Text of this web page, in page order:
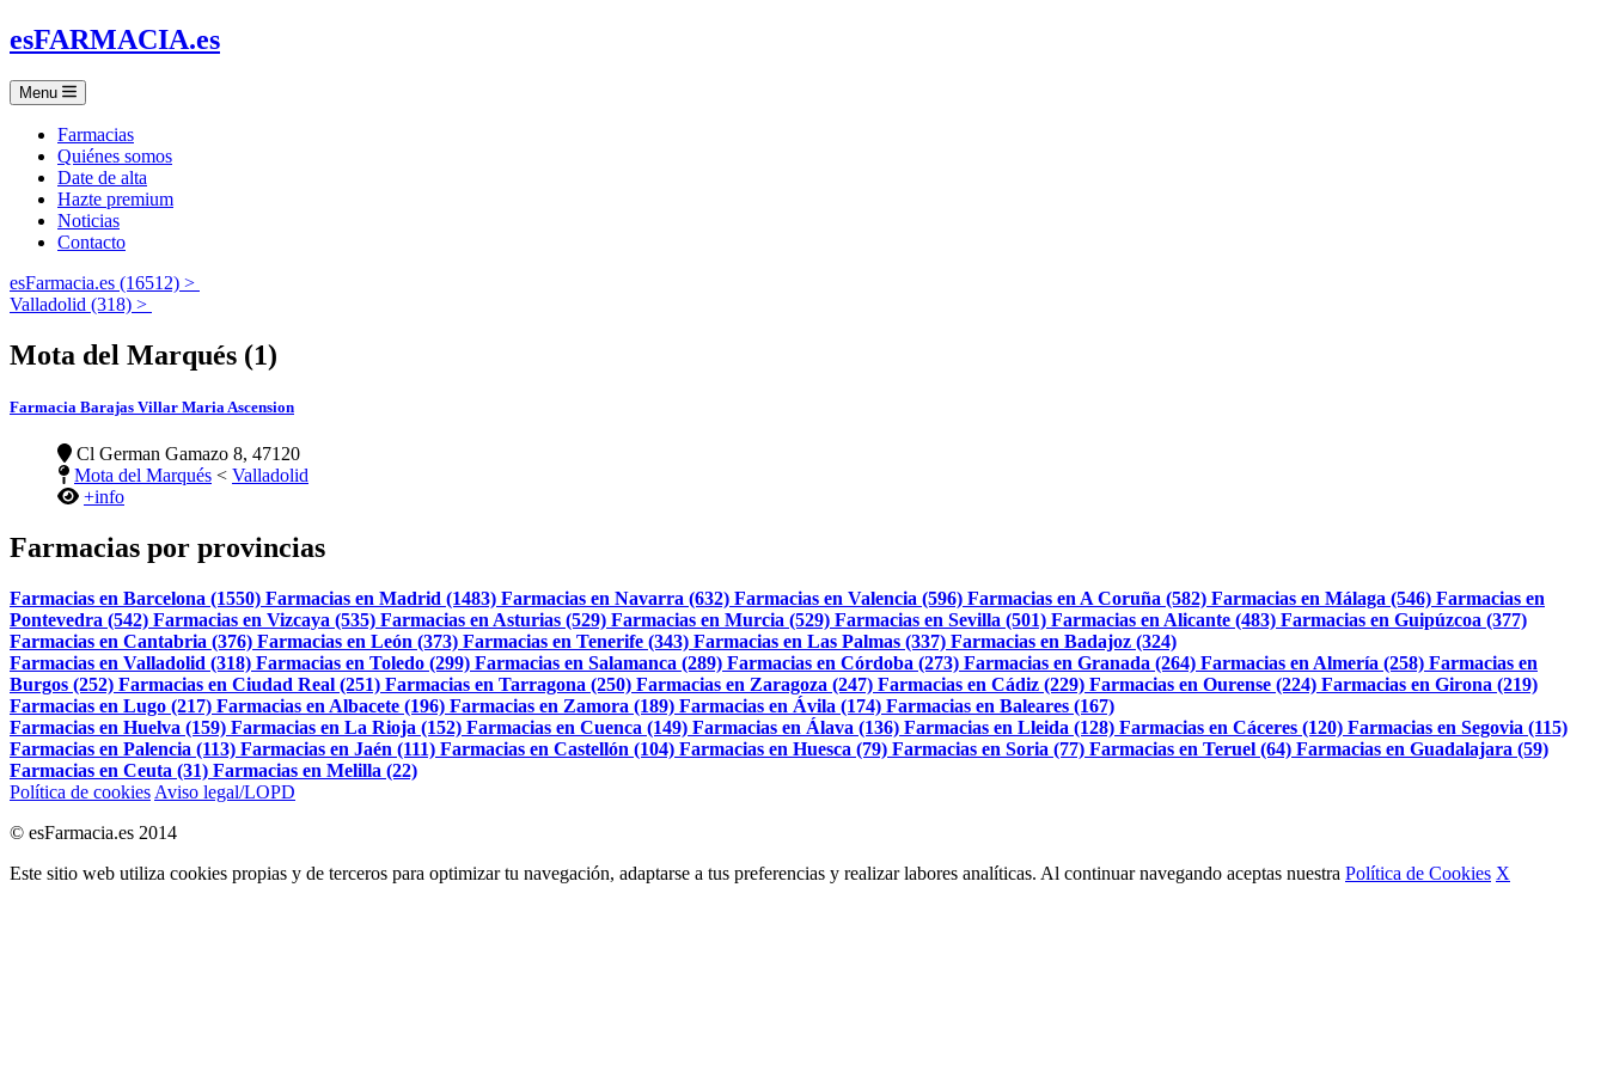
esFARMACIA.es
Menu
Farmacias
Quiénes somos
Date de alta
Hazte premium
Noticias
Contacto
esFarmacia.es (16512) >
Valladolid (318) >
Mota del Marqués (1)
Farmacia Barajas Villar Maria Ascension
Cl German Gamazo 8, 47120
Mota del Marqués < Valladolid
+info
Farmacias por provincias
Farmacias en Barcelona (1550) Farmacias en Madrid (1483) Farmacias en Navarra (632) Farmacias en Valencia (596) Farmacias en A Coruña (582) Farmacias en Málaga (546) Farmacias en
Pontevedra (542) Farmacias en Vizcaya (535) Farmacias en Asturias (529) Farmacias en Murcia (529) Farmacias en Sevilla (501) Farmacias en Alicante (483) Farmacias en Guipúzcoa (377)
Farmacias en Cantabria (376) Farmacias en León (373) Farmacias en Tenerife (343) Farmacias en Las Palmas (337) Farmacias en Badajoz (324)
Farmacias en Valladolid (318) Farmacias en Toledo (299) Farmacias en Salamanca (289) Farmacias en Córdoba (273) Farmacias en Granada (264) Farmacias en Almería (258) Farmacias en
Burgos (252) Farmacias en Ciudad Real (251) Farmacias en Tarragona (250) Farmacias en Zaragoza (247) Farmacias en Cádiz (229) Farmacias en Ourense (224) Farmacias en Girona (219)
Farmacias en Lugo (217) Farmacias en Albacete (196) Farmacias en Zamora (189) Farmacias en Ávila (174) Farmacias en Baleares (167)
Farmacias en Huelva (159) Farmacias en La Rioja (152) Farmacias en Cuenca (149) Farmacias en Álava (136) Farmacias en Lleida (128) Farmacias en Cáceres (120) Farmacias en Segovia (115)
Farmacias en Palencia (113) Farmacias en Jaén (111) Farmacias en Castellón (104) Farmacias en Huesca (79) Farmacias en Soria (77) Farmacias en Teruel (64) Farmacias en Guadalajara (59)
Farmacias en Ceuta (31) Farmacias en Melilla (22)
Política de cookies Aviso legal/LOPD
© esFarmacia.es 2014
Este sitio web utiliza cookies propias y de terceros para optimizar tu navegación, adaptarse a tus preferencias y realizar labores analíticas. Al continuar navegando aceptas nuestra Política de Cookies X